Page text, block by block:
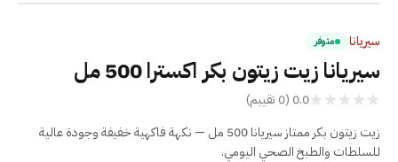
سيريانا متوفر
سيريانا زيت زيتون بكر اكسترا 500 مل
0.0
(
0 تقييم)
زيت زيتون بكر ممتاز سيريانا 500 مل — نكهة فاكهية خفيفة وجودة عالية
للسلطات والطبخ الصحي اليومي.